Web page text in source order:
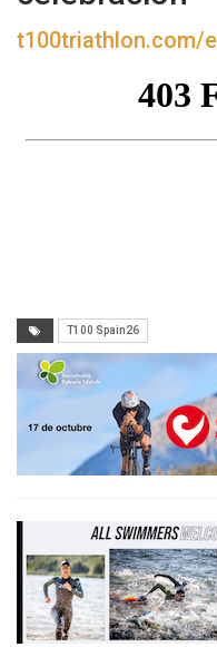
t100triathlon.com/
T100 Spain26